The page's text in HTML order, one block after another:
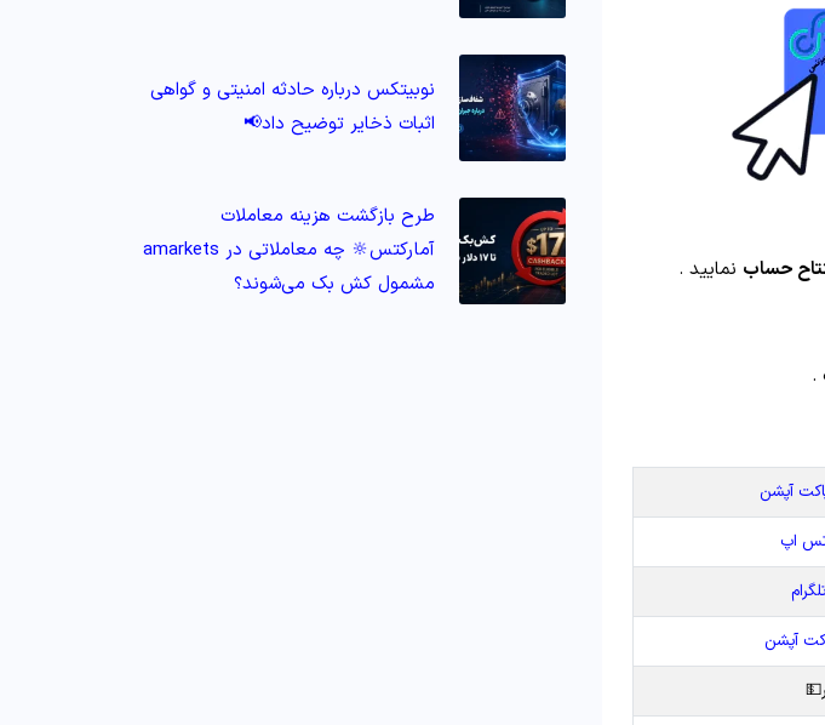
حساب نمایید .
.
آپشن
اپ
آپشن
نوبیتکس درباره حادثه امنیتی و گواهی
اثبات ذخایر توضیح داد📢
طرح بازگشت هزینه معاملات
آمارکتس🔆 چه معاملاتی در amarkets
مشمول کش‌ بک می‌شوند؟